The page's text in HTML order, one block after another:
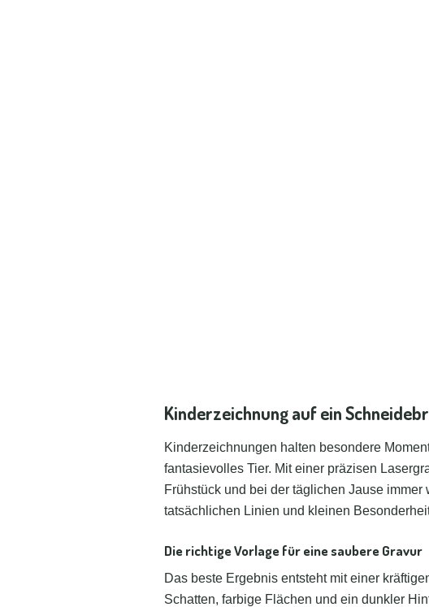
Kinderzeichnung auf ein
Kinderzeichnungen halten besondere
fantasievolles Tier. Mit einer präzisen
Frühstück und bei der täglichen Jause
tatsächlichen Linien und kleinen
Die richtige Vorlage für eine saubere Gravur
Das beste Ergebnis entsteht mit einer
Schatten, farbige Flächen und ein dunkler